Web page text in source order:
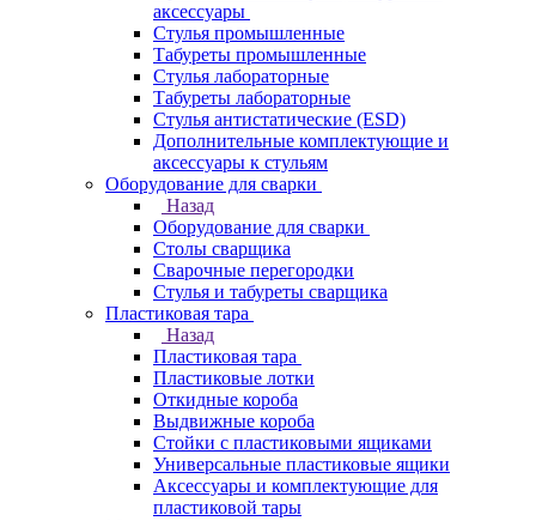
аксессуары
Стулья промышленные
Табуреты промышленные
Стулья лабораторные
Табуреты лабораторные
Стулья антистатические (ESD)
Дополнительные комплектующие и
аксессуары к стульям
Оборудование для сварки
Назад
Оборудование для сварки
Столы сварщика
Сварочные перегородки
Стулья и табуреты сварщика
Пластиковая тара
Назад
Пластиковая тара
Пластиковые лотки
Откидные короба
Выдвижные короба
Стойки с пластиковыми ящиками
Универсальные пластиковые ящики
Аксессуары и комплектующие для
пластиковой тары